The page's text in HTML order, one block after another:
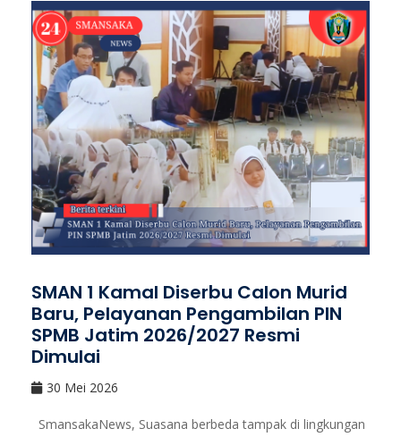
SMAN 1 Kamal Diserbu Calon Murid
Baru, Pelayanan Pengambilan PIN
SPMB Jatim 2026/2027 Resmi
Dimulai
30 Mei 2026
SmansakaNews, Suasana berbeda tampak di lingkungan